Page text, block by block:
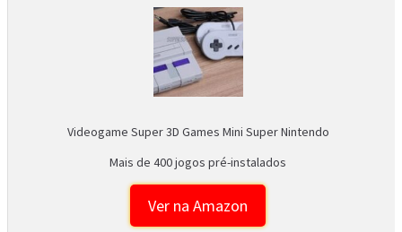
Videogame Super 3D Games Mini Super Nintendo
Mais de 400 jogos pré-instalados
Ver na Amazon